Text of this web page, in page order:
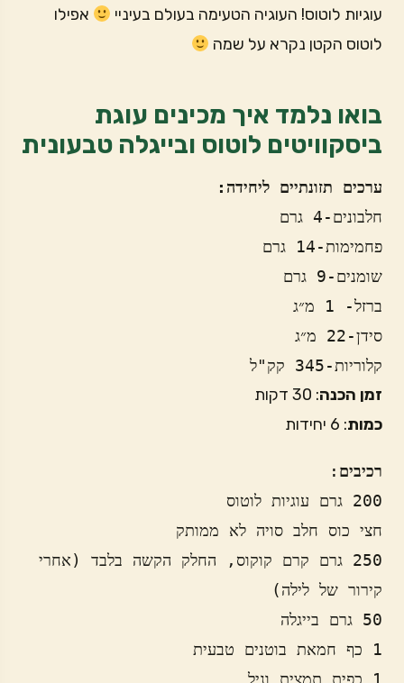
עוגיות לוטוס! העוגיה הטעימה בעולם בעיניי
אפילו
לוטוס הקטן נקרא על שמה
בואו נלמד איך מכינים עוגת
ביסקוויטים לוטוס ובייגלה טבעונית
ערכים תזונתיים ליחידה:
חלבונים-4 גרם
פחמימות-14 גרם
שומנים-9 גרם
ברזל- 1 מ״ג
סידן-22 מ״ג
קלוריות-345 קק"ל
זמן הכנה: 30 דקות
כמות: 6 יחידות
רכיבים